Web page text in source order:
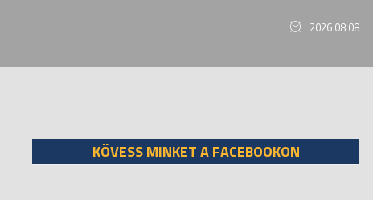
2026 08 08
KÖVESS MINKET A FACEBOOKON